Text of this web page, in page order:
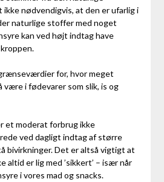
nødvendigvis, at den er ufarlig i
naturlige stoffer med noget
kan ved højt indtag have
for, hvor meget
være i fødevarer som slik, is og
et moderat forbrug ikke
ved dagligt indtag af større
bivirkninger. Det er altså vigtigt at
altid er lig med ’sikkert’ – især når
i vores mad og snacks.